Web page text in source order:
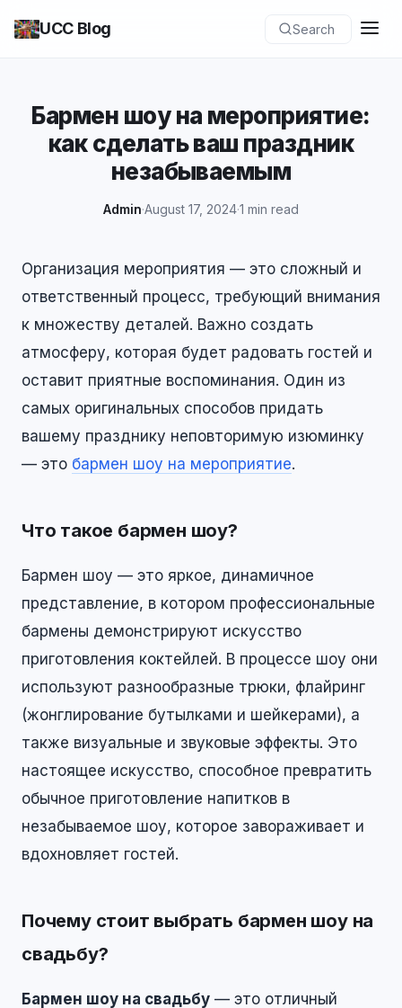
UCC Blog Search
Бармен шоу на мероприятие:
как сделать ваш праздник
незабываемым
Admin·August 17, 2024·1 min read
Организация мероприятия — это сложный и
ответственный процесс, требующий внимания
к множеству деталей. Важно создать
атмосферу, которая будет радовать гостей и
оставит приятные воспоминания. Один из
самых оригинальных способов придать
вашему празднику неповторимую изюминку
— это бармен шоу на мероприятие.
Что такое бармен шоу?
Бармен шоу — это яркое, динамичное
представление, в котором профессиональные
бармены демонстрируют искусство
приготовления коктейлей. В процессе шоу они
используют разнообразные трюки, флайринг
(жонглирование бутылками и шейкерами), а
также визуальные и звуковые эффекты. Это
настоящее искусство, способное превратить
обычное приготовление напитков в
незабываемое шоу, которое завораживает и
вдохновляет гостей.
Почему стоит выбрать бармен шоу на
свадьбу?
Бармен шоу на свадьбу — это отличный